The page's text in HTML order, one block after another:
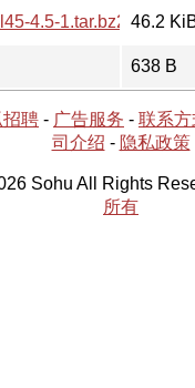
4.5-1.tar.bz2 46.2
638 B
聘 - 广告服务 - 联系方
司介绍 - 隐私政策
Sohu All Rights
所有